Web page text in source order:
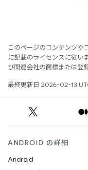
このページのコンテンツや
に記載のライセンスに従い
び関連会社の商標または登
最終更新日 2026-02-13
ANDROID の詳細
Android